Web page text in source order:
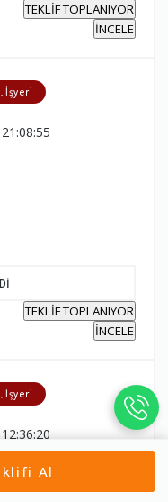
TEKLİF TOPLANIYOR
İNCELE
İşyeri
TEKLİF TOPLANIYOR
İNCELE
İşyeri
Al